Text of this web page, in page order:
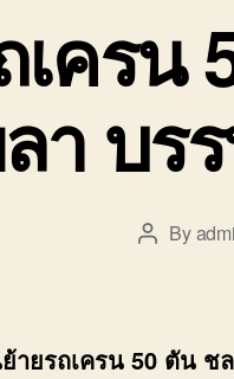
ครน
า บร
Post
By
ายรถเครน 50 ตัน ช